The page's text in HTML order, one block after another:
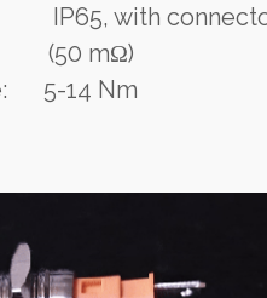
with
(50 mΩ)
5-14 Nm